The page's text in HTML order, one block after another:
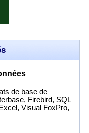
de base de
Firebird, SQL
Visual FoxPro,